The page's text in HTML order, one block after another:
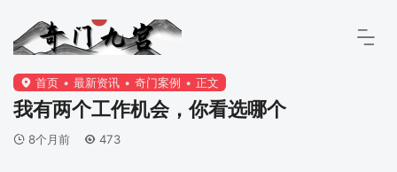
首页 最新资讯 奇门案例 正文
我有两个工作机会，你看选哪个
8个月前 473